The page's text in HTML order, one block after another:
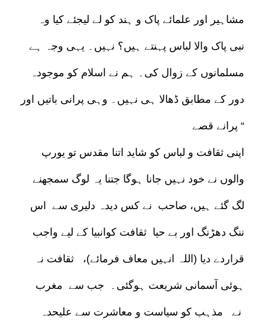
مشاہیر اور علمائے پاک و ہند کو لے لیجئے کیا وہ
نبی پاک والا لباس پہنتے ہیں؟ نہیں۔ یہی وجہ ہے
مسلمانوں کے زوال کی۔ ہم نے اسلام کو موجودہ
دور کے مطابق ڈھالا ہی نہیں۔ وہی پرانی باتیں اور
پرانے قصے “
اپنی ثقافت و لباس کو شاید اتنا مقدس تو یورپ
والوں نے خود نہیں جانا ہوگا جتنا یہ لوگ سمجھنے
لگ گئے ہیں، صاحب نے کس دیدہ دلیری سے اس
ننگ دھڑنگ اور بے حیا ثقافت کوانبیا کے لیے واجب
قراردے دیا (اللہ انہیں معاف فرمائے)، ثقافت نہ
ہوئی آسمانی شریعت ہوگئی۔ جب سے مغرب
نے مذہب کو سیاست و معاشرت سے علیحدہ